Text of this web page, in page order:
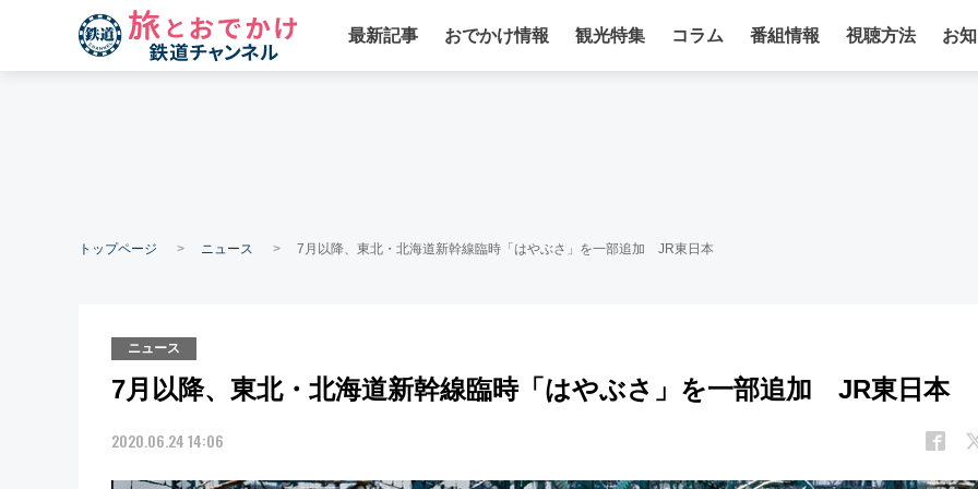
最新記事 おでかけ情報 観光特集 コラム 番組情報 視聴方法 お
トップページ ニュース 7月以降、東北・北海道新幹線臨時「はやぶさ」を一部追加 JR東日本
ニュース
7月以降、東北・北海道新幹線臨時「はやぶさ」を一部追加 JR東日本
2020.06.24 14:06